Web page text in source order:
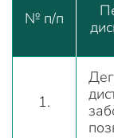
№ п/п
1.